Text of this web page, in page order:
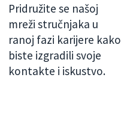
Pridružite se našoj
mreži stručnjaka u
ranoj fazi karijere kako
biste izgradili svoje
kontakte i iskustvo.